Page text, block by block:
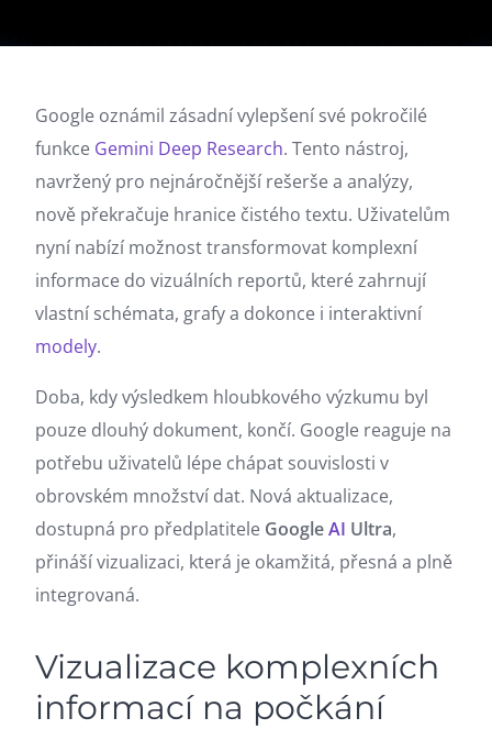
Google oznámil zásadní vylepšení své pokročilé
funkce Gemini Deep Research. Tento nástroj,
navržený pro nejnáročnější rešerše a analýzy,
nově překračuje hranice čistého textu. Uživatelům
nyní nabízí možnost transformovat komplexní
informace do vizuálních reportů, které zahrnují
vlastní schémata, grafy a dokonce i interaktivní
modely.
Doba, kdy výsledkem hloubkového výzkumu byl
pouze dlouhý dokument, končí. Google reaguje na
potřebu uživatelů lépe chápat souvislosti v
obrovském množství dat. Nová aktualizace,
dostupná pro předplatitele GoogleAI Ultra,
přináší vizualizaci, která je okamžitá, přesná a plně
integrovaná.
Vizualizace komplexních
informací na počkání